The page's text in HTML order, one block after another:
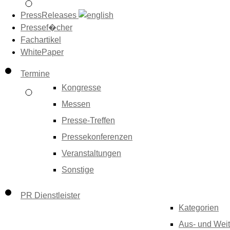
PressReleases
Pressef�cher
Fachartikel
WhitePaper
Termine
Kongresse
Messen
Presse-Treffen
Pressekonferenzen
Veranstaltungen
Sonstige
PR Dienstleister
Kategorien
Aus- und